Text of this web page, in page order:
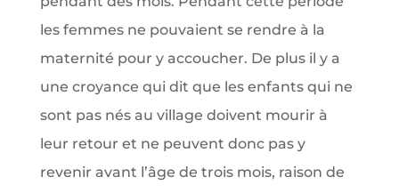
les femmes ne pouvaient se rendre à la
maternité pour y accoucher. De plus il y a
une croyance qui dit que les enfants qui ne
sont pas nés au village doivent mourir à
leur retour et ne peuvent donc pas y
revenir avant l’âge de trois mois, raison de